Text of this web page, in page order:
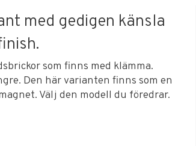
med gedigen känsla
som finns med klämma.
Den här varianten finns som en
Välj den modell du föredrar.